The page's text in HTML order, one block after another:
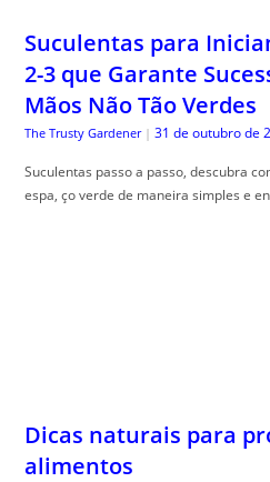
Suculentas para
2-3 que Garante
Mãos Não Tão Verdes
The Trusty Gardener | 31 de outubro de
Suculentas passo a passo, descubra
espa, ço verde de maneira simples e
Dicas naturais para
alimentos